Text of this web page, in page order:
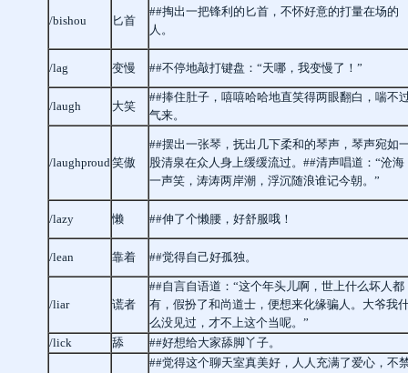
/bishou 匕首
##掏出一把锋利的匕首，不怀好意的打量在场的
人。
/lag 变慢 ##不停地敲打键盘：“天哪，我变慢了！”
/laugh 大笑
##捧住肚子，嘻嘻哈哈地直笑得两眼翻白，喘不
气来。
/laughproud笑傲
##摆出一张琴，抚出几下柔和的琴声，琴声宛如
股清泉在众人身上缓缓流过。##清声唱道：“沧海
一声笑，涛涛两岸潮，浮沉随浪谁记今朝。”
/lazy 懒 ##伸了个懒腰，好舒服哦！
/lean 靠着 ##觉得自己好孤独。
/liar 谎者
##自言自语道：“这个年头儿啊，世上什么坏人都
有，假扮了和尚道士，便想来化缘骗人。大爷我
么没见过，才不上这个当呢。”
/lick
舔 ##好想给大家舔脚丫子。
##觉得这个聊天室真美好，人人充满了爱心，不